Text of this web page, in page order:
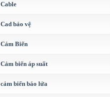
Cable
Cad bảo vệ
Cảm Biến
Cảm biến áp suất
cảm biến báo lửa